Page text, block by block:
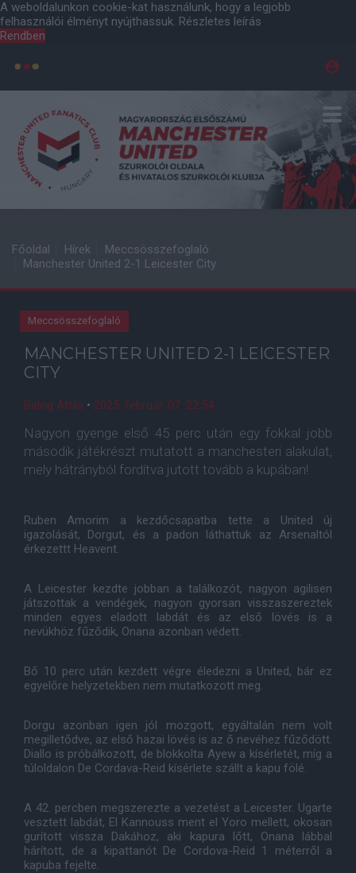
A weboldalunkon cookie-kat használunk, hogy a legjobb
felhasználói élményt nyújthassuk. Részletes leírás
Rendben
Főoldal Hírek
Meccsösszefoglaló
Manchester United 2-1 Leicester City
Meccsösszefoglaló
MANCHESTER UNITED 2-1 LEICESTER
CITY
Balog Attila • 2025. február. 07. 22:54
Nagyon gyenge első 45 perc után egy fokkal jobb
második játékrészt mutatott a manchesteri alakulat,
mely hátrányból fordítva jutott tovább a kupában!
Ruben Amorim a kezdőcsapatba tette a United új
igazolását, Dorgut, és a padon láthattuk az Arsenaltól
érkezettt Heavent.
A Leicester kezdte jobban a találkozót, nagyon agilisen
játszottak a vendégek, nagyon gyorsan visszaszereztek
minden egyes eladott labdát és az első lövés is a
nevükhöz fűződik, Onana azonban védett.
Bő 10 perc után kezdett végre éledezni a United, bár ez
egyelőre helyzetekben nem mutatkozott meg.
Dorgu azonban igen jól mozgott, egyáltalán nem volt
megilletődve, az első hazai lövés is az ő nevéhez fűződött.
Diallo is próbálkozott, de blokkolta Ayew a kísérletét, míg a
túloldalon De Cordava-Reid kísérlete szállt a kapu fölé.
A 42. percben megszerezte a vezetést a Leicester. Ugarte
vesztett labdát, El Kannouss ment el Yoro mellett, okosan
gurított vissza Dakához, aki kapura lőtt, Onana lábbal
hárított, de a kipattanót De Cordova-Reid 1 méterről a
kapuba fejelte.